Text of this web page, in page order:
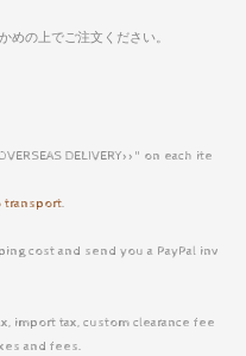
めの上でご注文ください。
DELIVERY>>" on each ite
transport.
cost and send you a PayPal inv
import tax, custom clearance fee
and fees.